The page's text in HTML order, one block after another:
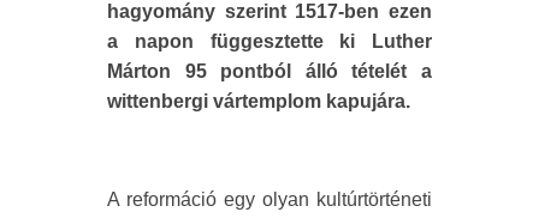
hagyomány szerint 1517-ben ezen
a napon függesztette ki Luther
Márton 95 pontból álló tételét a
wittenbergi vártemplom kapujára.
A reformáció egy olyan kultúrtörténeti